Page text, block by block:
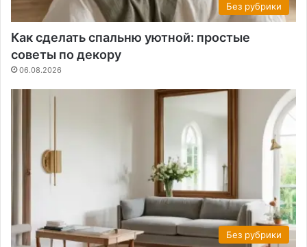
Без рубрики
Как сделать спальню уютной: простые
советы по декору
06.08.2026
Без рубрики